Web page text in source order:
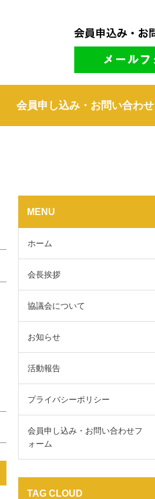
会員申し込み・お問い合わ
MENU
ホーム
会長挨拶
協議会について
お知らせ
活動報告
プライバシーポリシー
会員申し込み・お問い合わせフ
ォーム
TAG CLOUD